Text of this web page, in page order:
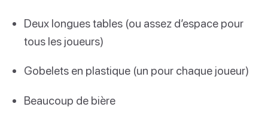
Deux longues tables (ou assez d’espace pour
tous les joueurs)
Gobelets en plastique (un pour chaque joueur)
Beaucoup de bière